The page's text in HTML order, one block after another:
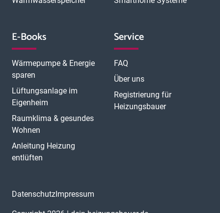
E-Books
Wärmepumpe & Energie
sparen
Lüftungsanlage im
Eigenheim
Raumklima & gesundes
Wohnen
Anleitung Heizung
entlüften
Service
FAQ
Über uns
Registrierung für
Heizungsbauer
DatenschutzImpressum